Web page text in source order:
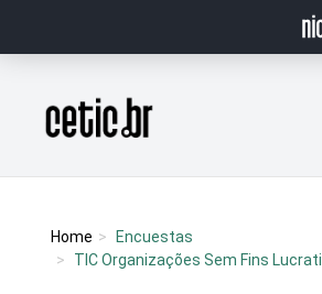
Página inicial
Home
Encuestas
TIC Organizações Sem Fins